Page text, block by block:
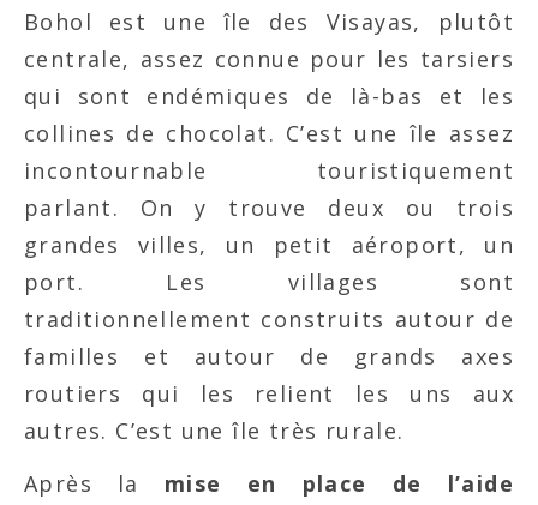
Bohol est une île des Visayas, plutôt
centrale, assez connue pour les tarsiers
qui sont endémiques de là-bas et les
collines de chocolat. C’est une île assez
incontournable touristiquement
parlant. On y trouve deux ou trois
grandes villes, un petit aéroport, un
port. Les villages sont
traditionnellement construits autour de
familles et autour de grands axes
routiers qui les relient les uns aux
autres. C’est une île très rurale.
Après la mise en place de l’aide